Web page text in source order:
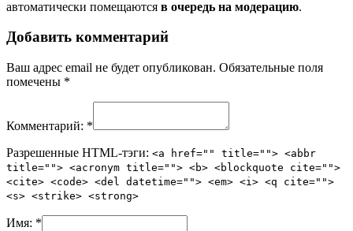
автоматически помещаются в очередь на модерацию.
Добавить комментарий
Ваш адрес email не будет опубликован. Обязательные поля
помечены *
Комментарий: *
Разрешенные HTML-тэги: <a href="" title=""> <abbr
title=""> <acronym title=""> <b> <blockquote cite="">
<cite> <code> <del datetime=""> <em> <i> <q cite="">
<s> <strike> <strong>
Имя: *